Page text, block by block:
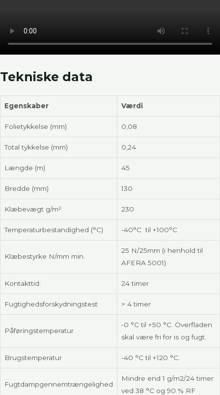
Tekniske data
Egenskaber Værdi
Folietykkelse (mm) 0,08
Total tykkelse (mm) 0,24
Længde (m) 45
Bredde (mm) 130
Klæbevægt g/m² 230
Temperaturbestandighed (°C) -40°C til +100°C
Klæbestyrke N/mm min.
25 N/25mm (i henhold til
AFERA 5001)
Kontakttid: 24 timer
Fugtighedsforskydningstest > 4 timer
Påføringstemperatur
-0 °C til +50 °C. Overfladen
skal være fri for is og fugt.
Brugstemperatur -40 °C til +120 °C.
Fugtdampgennemtrængelighed
Mindre end 1 g/m2/24 timer
ved 38 °C og 90 % RF